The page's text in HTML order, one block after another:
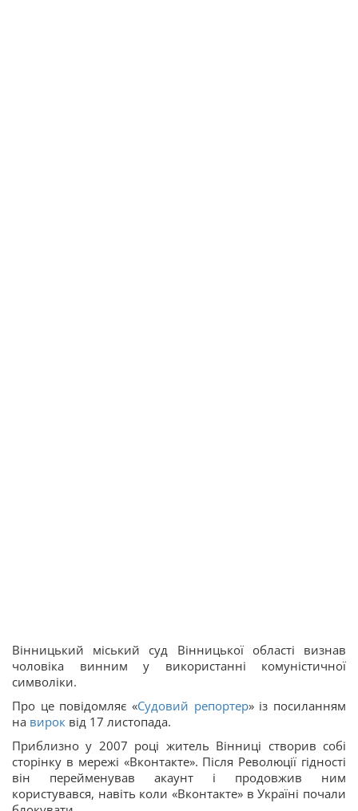
Вінницький міський суд Вінницької області визнав
чоловіка винним у використанні комуністичної
символіки.
Про це повідомляє «Судовий репортер» із посиланням
на вирок від 17 листопада.
Приблизно у 2007 році житель Вінниці створив собі
сторінку в мережі «Вконтакте». Після Революції гідності
він перейменував акаунт і продовжив ним
користувався, навіть коли «Вконтакте» в Україні почали